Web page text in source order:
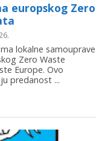
europskog Zero
lokalne samouprave
Zero Waste
Europe. Ovo
predanost ...